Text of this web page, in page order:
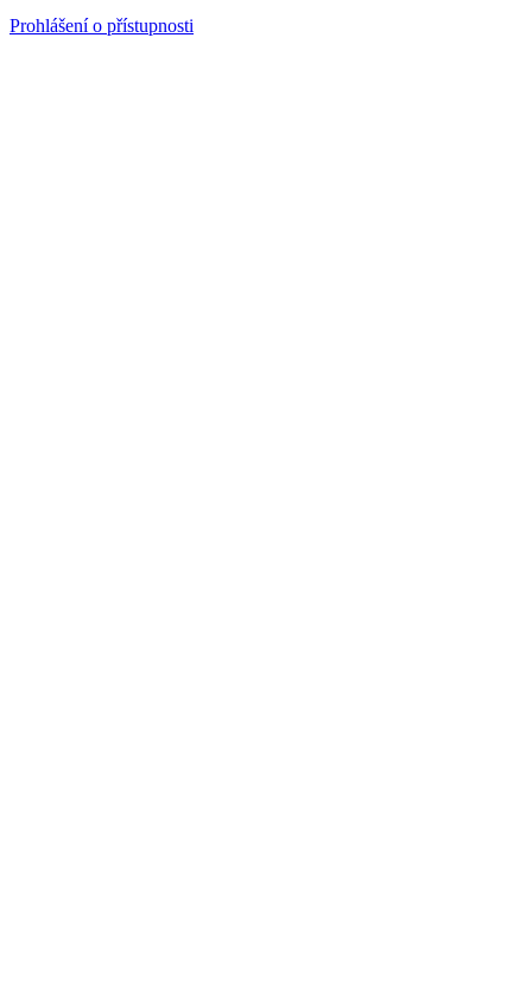
Prohlášení o přístupnosti